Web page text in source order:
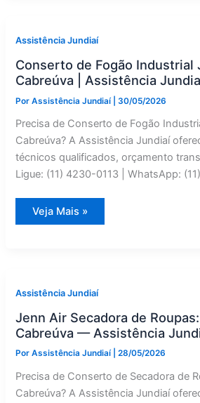
Várzea
Paulista?
Corretiva
Especializado
Assistência Jundiaí
Conserto de Fogão Industrial
Cabreúva | Assistência
PorAssistência Jundiaí |30/05/2026
Precisa de Conserto de Fogão
Cabreúva? A Assistência Jundiaí
técnicos qualificados, orçamento
Ligue: (11) 4230-0113 | WhatsApp:
Conserto
de
|
Assistência
Veja Mais »
Assistência Jundiaí
Jenn Air Secadora de
Cabreúva — Assistência
PorAssistência Jundiaí |28/05/2026
Precisa de Conserto de Secadora de
Cabreúva? A Assistência Jundiaí